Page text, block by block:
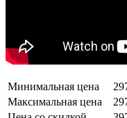
Минимальная цена
Максимальная цена